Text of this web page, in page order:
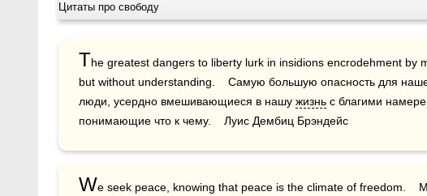
Цитаты про свободу
The greatest dangers to liberty lurk in insidions encrodehment by
but without understanding.    Самую большую опасность для
люди, усердно вмешивающиеся в нашу жизнь с благими
понимающие что к чему.    Луис Дембиц Брэндейс
We seek peace, knowing that peace is the climate of freedom.